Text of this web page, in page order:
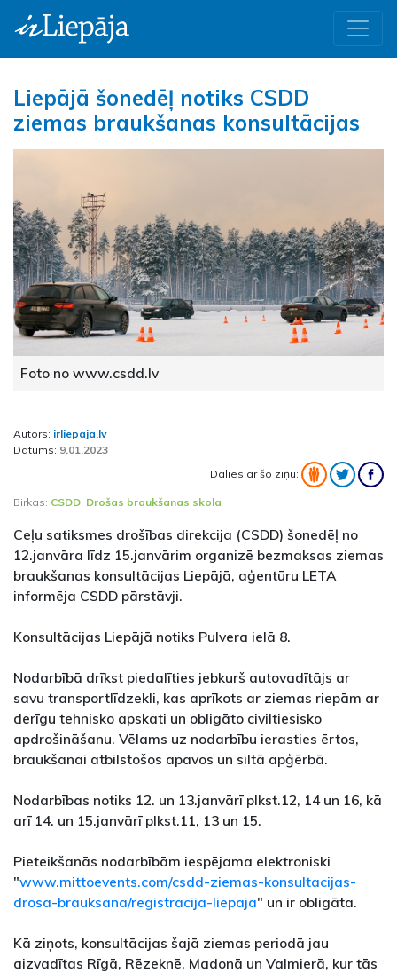
Liepājā šonedēļ notiks CSDD
ziemas braukšanas konsultācijas
Foto no www.csdd.lv
Autors: irliepaja.lv
Datums: 9.01.2023
Dalies ar šo ziņu:
Birkas: CSDD Drošas braukšanas skola
Ceļu satiksmes drošības direkcija (CSDD) šonedēļ no
12.janvāra līdz 15.janvārim organizē bezmaksas ziemas
braukšanas konsultācijas Liepājā, aģentūru LETA
informēja CSDD pārstāvji.
Konsultācijas Liepājā notiks Pulvera ielā 8.
Nodarbībā drīkst piedalīties jebkurš autovadītājs ar
savu transportlīdzekli, kas aprīkots ar ziemas riepām ar
derīgu tehnisko apskati un obligāto civiltiesisko
apdrošināšanu. Vēlams uz nodarbību ierasties ērtos,
braukšanai atbilstošos apavos un siltā apģērbā.
Nodarbības notiks 12. un 13.janvārī plkst.12, 14 un 16, kā
arī 14. un 15.janvārī plkst.11, 13 un 15.
Pieteikšanās nodarbībām iespējama elektroniski
"www.mittoevents.com/csdd-ziemas-konsultacijas-
drosa-brauksana/registracija-liepaja" un ir obligāta.
Kā ziņots, konsultācijas šajā ziemas periodā jau
aizvadītas Rīgā, Rēzeknē, Madonā un Valmierā, kur tās